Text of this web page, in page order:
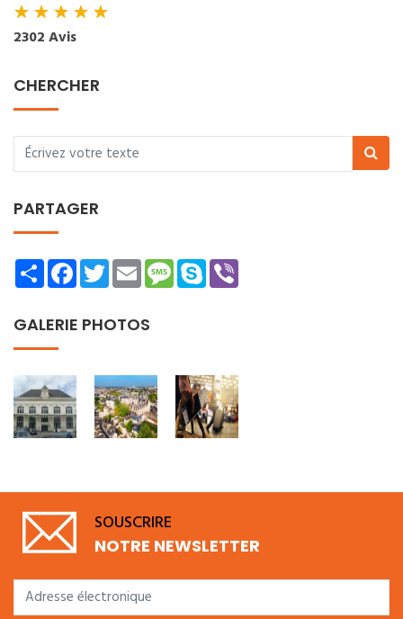
★★★★★
2302 Avis
CHERCHER
PARTAGER
ShareFacebookTwitterEmailMessage
Skype
GALERIE PHOTOS
SOUSCRIRE
NOTRE NEWSLETTER